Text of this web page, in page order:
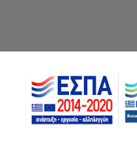
Πελοποννήσου- Ιονίων